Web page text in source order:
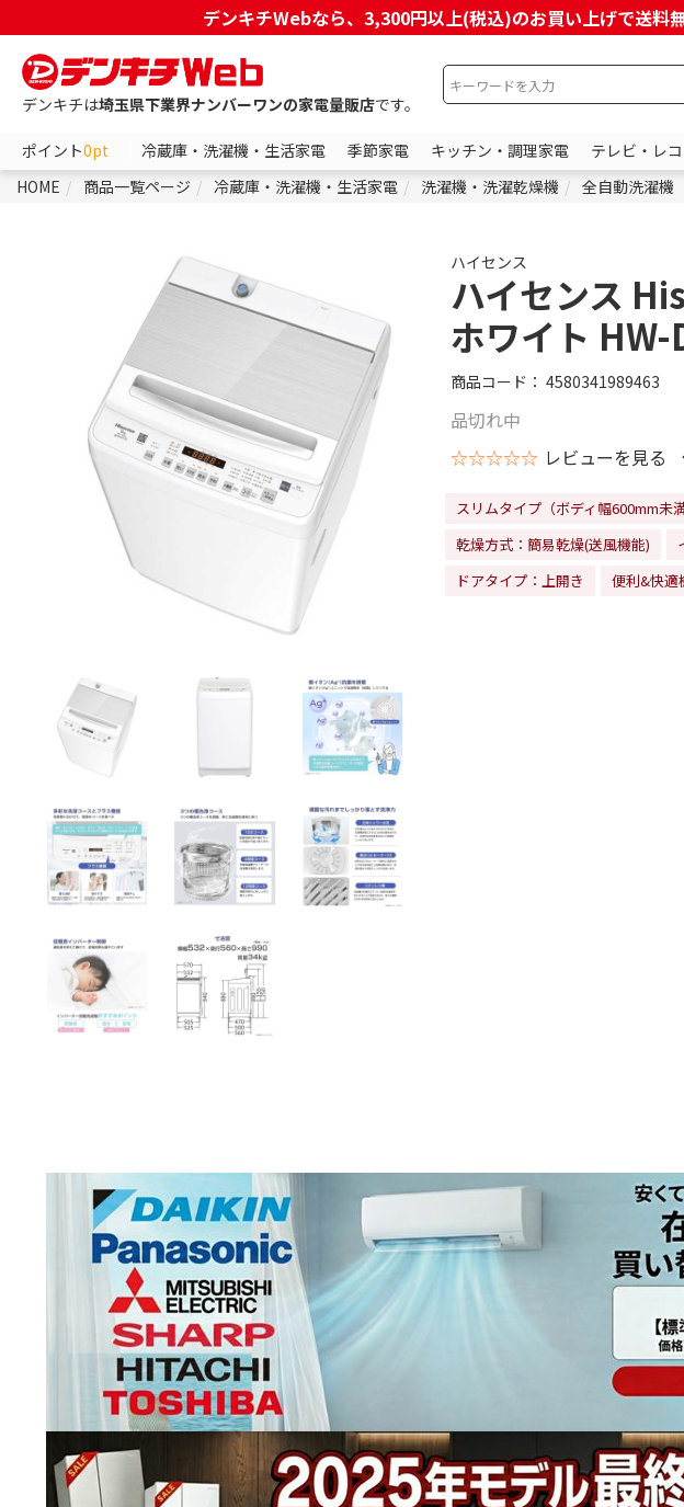
デンキチWebなら、3,300円以上(税込)のお買い上げで送
デンキチは埼玉県下業界ナンバーワンの家電量販店です。
ポイント0pt 冷蔵庫・洗濯機・生活家電 季節家電 キッチン・調理家電 テレビ・レ
HOME
商品一覧ページ 冷蔵庫・洗濯機・生活家電 洗濯機・洗濯乾燥機 全自動洗濯機
ハイセンス
ハイセンス
ホワイト
商品コード： 4580341989463
品切れ中
☆☆☆☆☆ レビューを見る
スリムタイプ（ボディ幅600mm未
乾燥方式：簡易乾燥(送風機能)
ドアタイプ：上開き
便利&快適